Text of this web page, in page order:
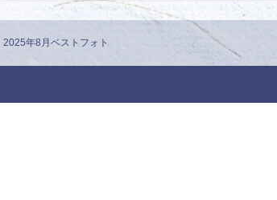
2025年8月ベストフォト